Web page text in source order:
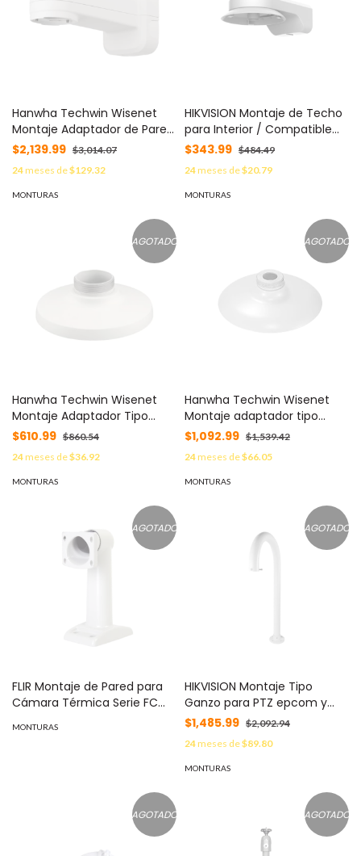
Hanwha Techwin Wisenet
Montaje Adaptador de Pared
Compatible con Cámaras
Domo Fijas y PTZ
Samsung/Hanwha MOD:
SBP-156WMW
$2,139.99 $3,014.07
24meses de$129.32
MONTURAS
HIKVISION Montaje de Techo
para Interior / Compatible
con DS-2PT3326IZ-DE3 y DS-
2PT3122IZ-DE3 MOD: DS-
1294ZJ-TRL
$343.99 $484.49
24meses de$20.79
MONTURAS
AGOTADO
Hanwha Techwin Wisenet
Montaje Adaptador Tipo
Plato necesario para Pared o
Techo con Domos Samsung
/ Hanwha (Ver modelos
compatibles) MOD: SBP-
$610.99 $860.54
24meses de$36.92
MONTURAS
AGOTADO
Hanwha Techwin Wisenet
Montaje adaptador tipo
plato necesario para pared o
techo en domos PTZ
Samsung (ver modelos
compatibles) MOD: SBP-
$1,092.99 $1,539.42
24meses de$66.05
MONTURAS
AGOTADO
FLIR Montaje de Pared para
Cámara Térmica Serie FC
MONTURAS
AGOTADO
HIKVISION Montaje Tipo
Ganzo para PTZ epcom y
HIKVISION MOD: DS-1619ZJ
$1,485.99 $2,092.94
24meses de$89.80
MONTURAS
AGOTADO AGOTADO